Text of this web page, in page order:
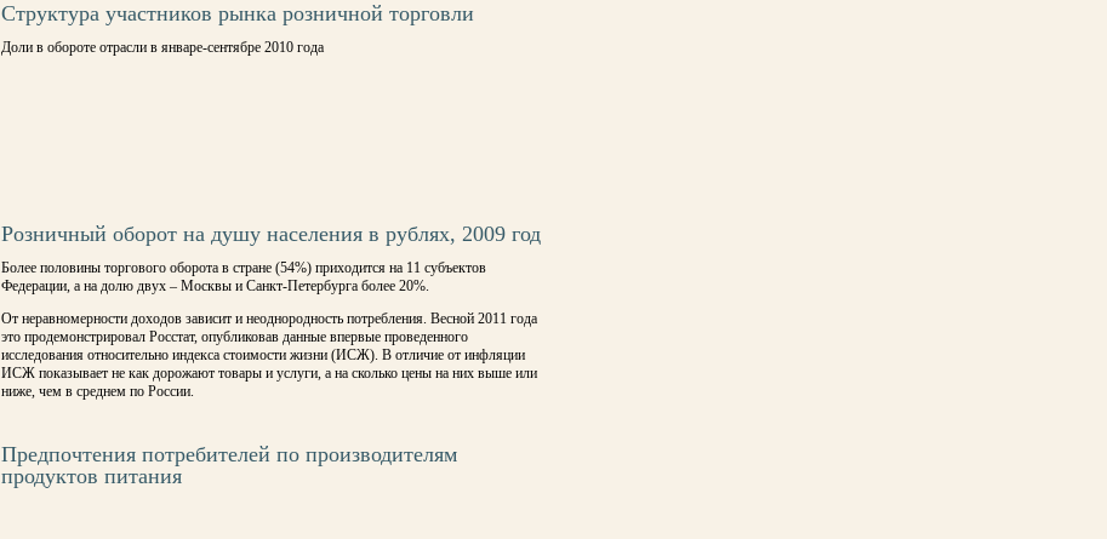
Структура участников рынка розничной торговли
Доли в обороте отрасли в январе-сентябре 2010 года
Розничный оборот на душу населения в рублях, 2009 год
Более половины торгового оборота в стране (54%) приходится на 11 субъектов
Федерации, а на долю двух – Москвы и Санкт-Петербурга более 20%.
От неравномерности доходов зависит и неоднородность потребления. Весной 2011 года
это продемонстрировал Росстат, опубликовав данные впервые проведенного
исследования относительно индекса стоимости жизни (ИСЖ). В отличие от инфляции
ИСЖ показывает не как дорожают товары и услуги, а на сколько цены на них выше или
ниже, чем в среднем по России.
Предпочтения потребителей по производителям
продуктов питания